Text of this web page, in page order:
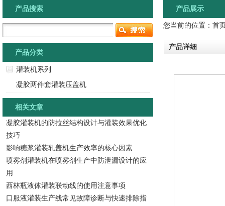
产品展示
您当前的位置： 首
产品详细
产品搜索
产品分类
灌装机系列
凝胶两件套灌装压盖机
相关文章
凝胶灌装机的防拉丝结构设计与灌装效果优化
技巧
影响糖浆灌装轧盖机生产效率的核心因素
喷雾剂灌装机在喷雾剂生产中防泄漏设计的应
用
西林瓶液体灌装联动线的使用注意事项
口服液灌装生产线常见故障诊断与快速排除指